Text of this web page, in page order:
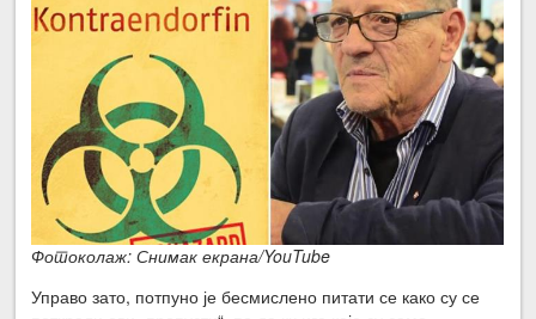
Фотоколаж: Снимак екрана/YouTube
Управо зато, потпуно је бесмислено питати се како су се